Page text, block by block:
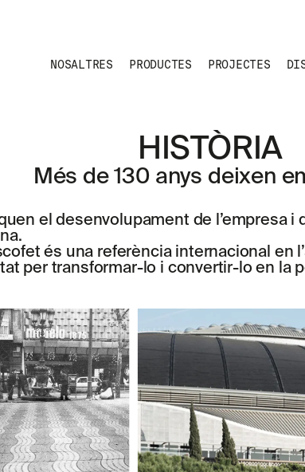
NOSALTRES PRODUCTES PROJECTES
HISTÒRIA
Més de 130 anys deixen
el desenvolupament de l’empresa i
és una referència internacional en
per transformar-lo i convertir-lo en la